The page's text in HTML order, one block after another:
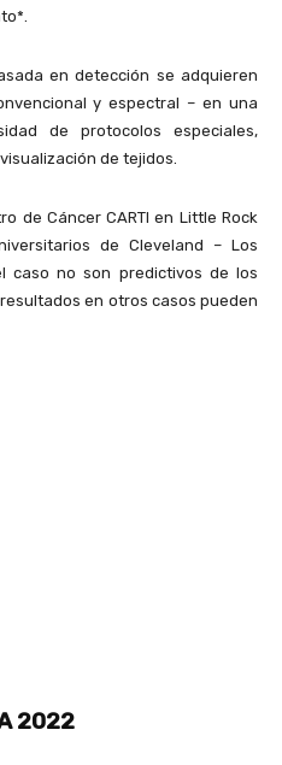
en detección se adquieren
y espectral – en una
de protocolos especiales,
de tejidos.
de Cáncer CARTI en Little Rock
de Cleveland – Los
caso no son predictivos de los
en otros casos pueden
2022